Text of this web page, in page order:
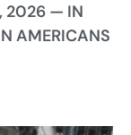
2026 — IN
AMERICANS